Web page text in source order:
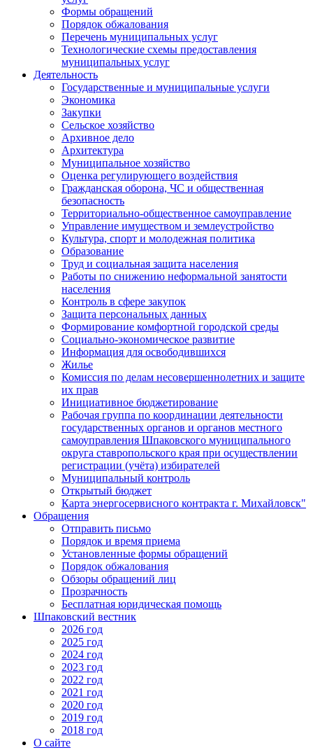
Формы обращений
Порядок обжалования
Перечень муниципальных услуг
Технологические схемы предоставления
муниципальных услуг
Деятельность
Государственные и муниципальные услуги
Экономика
Закупки
Сельское хозяйство
Архивное дело
Архитектура
Муниципальное хозяйство
Оценка регулирующего воздействия
Гражданская оборона, ЧС и общественная
безопасность
Территориально-общественное самоуправление
Управление имуществом и землеустройство
Культура, спорт и молодежная политика
Образование
Труд и социальная защита населения
Работы по снижению неформальной занятости
населения
Контроль в сфере закупок
Защита персональных данных
Формирование комфортной городской среды
Социально-экономическое развитие
Информация для освободившихся
Жилье
Комиссия по делам несовершеннолетних и защите
их прав
Инициативное бюджетирование
Рабочая группа по координации деятельности
государственных органов и органов местного
самоуправления Шпаковского муниципального
округа ставропольского края при осуществлении
регистрации (учёта) избирателей
Муниципальный контроль
Открытый бюджет
Карта энергосервисного контракта г. Михайловск"
Обращения
Отправить письмо
Порядок и время приема
Установленные формы обращений
Порядок обжалования
Обзоры обращений лиц
Прозрачность
Бесплатная юридическая помощь
Шпаковский вестник
2026 год
2025 год
2024 год
2023 год
2022 год
2021 год
2020 год
2019 год
2018 год
О сайте